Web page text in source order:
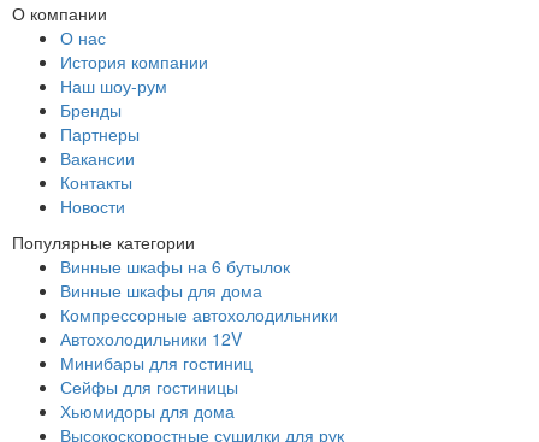
О компании
О нас
История компании
Наш шоу-рум
Бренды
Партнеры
Вакансии
Контакты
Новости
Популярные категории
Винные шкафы на 6 бутылок
Винные шкафы для дома
Компрессорные автохолодильники
Автохолодильники 12V
Минибары для гостиниц
Сейфы для гостиницы
Хьюмидоры для дома
Высокоскоростные сушилки для рук